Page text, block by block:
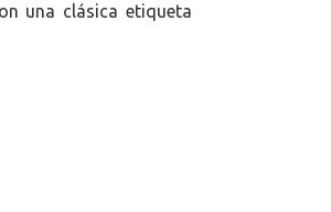
una clásica etiqueta